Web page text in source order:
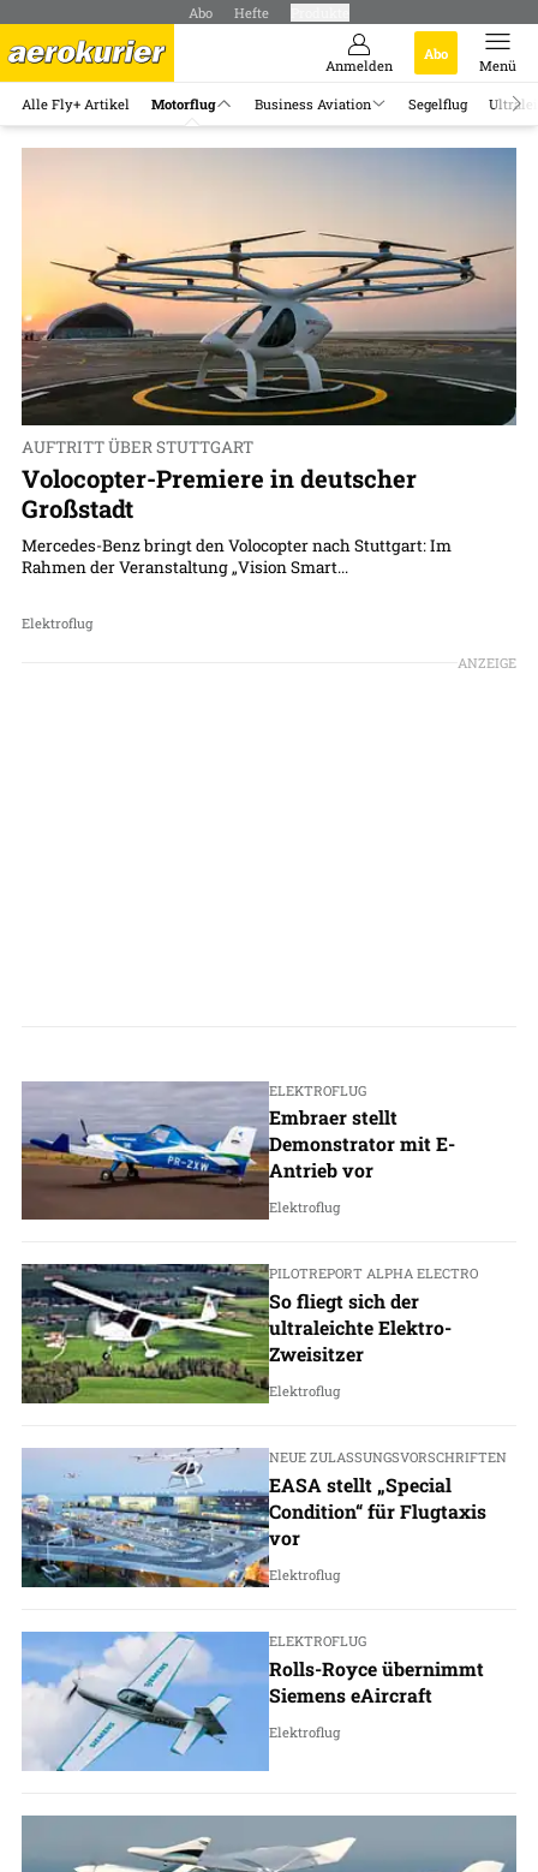
Abo Hefte
Anmelden
Abo
Menü
Alle Fly+ Artikel Motorflug Business Aviation Segelflug
AUFTRITT ÜBER STUTTGART
Volocopter-Premiere in deutscher
Großstadt
Mercedes-Benz bringt den Volocopter nach Stuttgart: Im
Rahmen der Veranstaltung „Vision Smart...
Elektroflug
ANZEIGE
ELEKTROFLUG
Embraer stellt
Demonstrator mit E-
Antrieb vor
Elektroflug
PILOTREPORT ALPHA ELECTRO
So fliegt sich der
ultraleichte Elektro-
Zweisitzer
Elektroflug
NEUE ZULASSUNGSVORSCHRIFTEN
EASA stellt „Special
Condition“ für Flugtaxis
vor
Elektroflug
ELEKTROFLUG
Rolls-Royce übernimmt
Siemens eAircraft
Elektroflug